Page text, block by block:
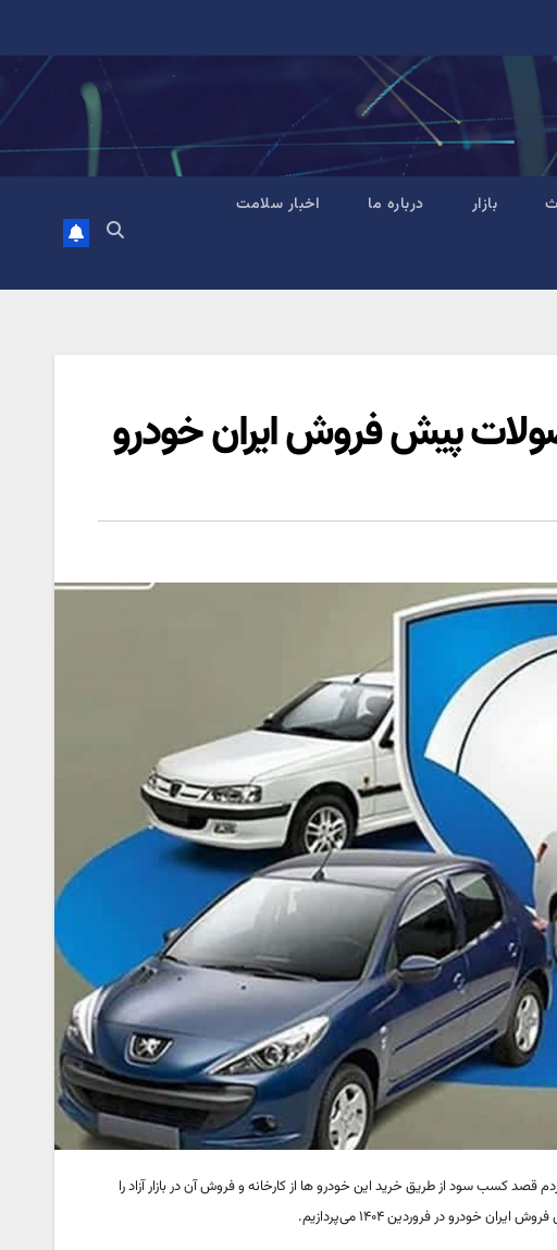
بازار درباره ما اخبار سلامت
پیش فروش ایران خودرو
کسب سود از طریق خرید این خودرو ها از کارخانه و فروش آن در بازار آزاد را
خودرو در فروردین ۱۴۰۴ می‌پردازیم.